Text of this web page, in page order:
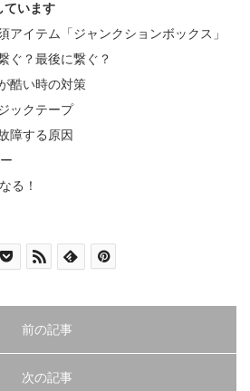
ています
アイテム「ジャンクションボックス」
ぐ？最後に繋ぐ？
酷い時の対策
ックテープ
障する原因
る！
前の記事
次の記事